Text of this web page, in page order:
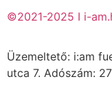
©2021-2025 I i-
Üzemeltető: i:am
utca 7. Adószám: